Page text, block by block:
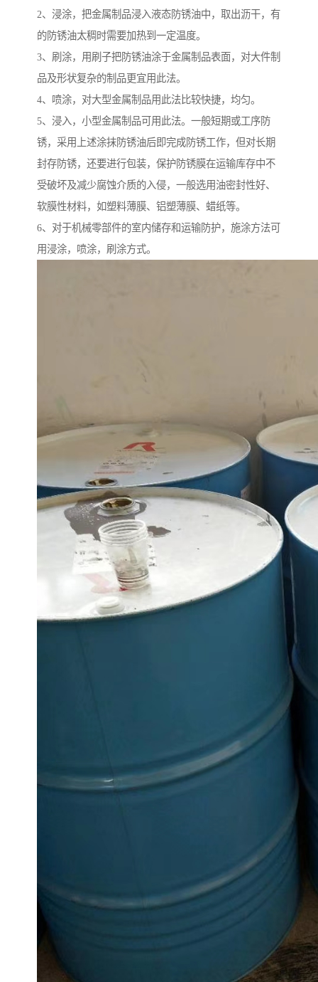
2、浸涂，把金属制品浸入液态防锈油中，取出沥干，有
的防锈油太稠时需要加热到一定温度。
3、刷涂，用刷子把防锈油涂于金属制品表面，对大件制
品及形状复杂的制品更宜用此法。
4、喷涂，对大型金属制品用此法比较快捷，均匀。
5、浸入，小型金属制品可用此法。一般短期或工序防
锈，采用上述涂抹防锈油后即完成防锈工作，但对长期
封存防锈，还要进行包装，保护防锈膜在运输库存中不
受破坏及减少腐蚀介质的入侵，一般选用油密封性好、
软膜性材料，如塑料薄膜、铝塑薄膜、蜡纸等。
6、对于机械零部件的室内储存和运输防护，施涂方法可
用浸涂，喷涂，刷涂方式。